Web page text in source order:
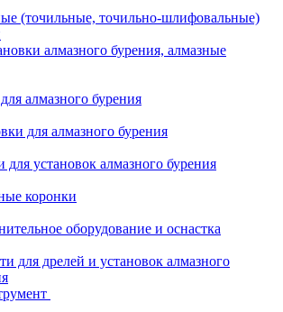
(точильные, точильно-шлифовальные)
алмазного бурения, алмазные
алмазного бурения
для алмазного бурения
для установок алмазного бурения
коронки
оборудование и оснастка
для дрелей и установок алмазного